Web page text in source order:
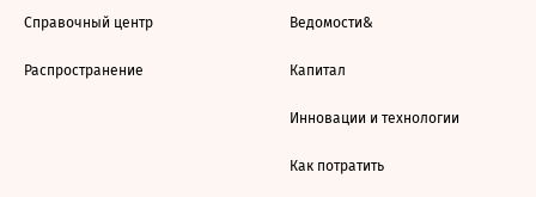
Справочный центр
Распространение
Ведомости&
Капитал
Инновации и технологии
Как потратить